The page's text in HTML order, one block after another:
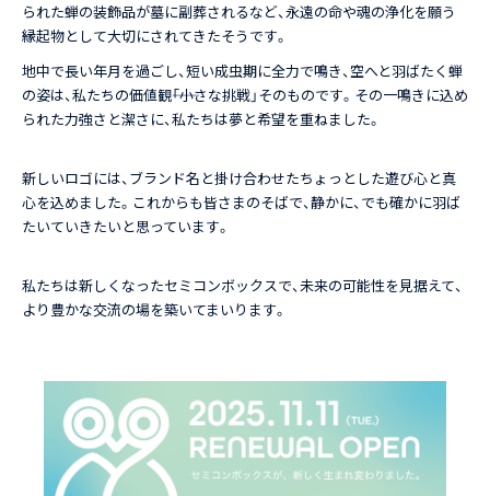
られた蝉の装飾品が墓に副葬されるなど、永遠の命や魂の浄化を願う
縁起物として大切にされてきたそうです。
地中で長い年月を過ごし、短い成虫期に全力で鳴き、空へと羽ばたく蝉
の姿は、私たちの価値観――「小さな挑戦」そのものです。その一鳴きに込め
られた力強さと潔さに、私たちは夢と希望を重ねました。
新しいロゴには、ブランド名と掛け合わせたちょっとした遊び心と真
心を込めました。これからも皆さまのそばで、静かに、でも確かに羽ば
たいていきたいと思っています。
私たちは新しくなったセミコンボックスで、未来の可能性を見据えて、
より豊かな交流の場を築いてまいります。